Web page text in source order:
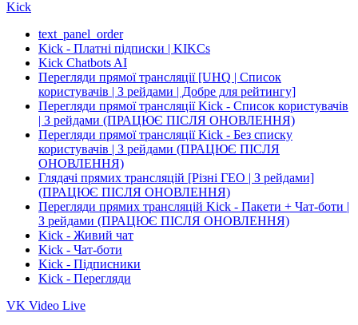
Kick
text_panel_order
Kick - Платні підписки | KIKCs
Kick Chatbots AI
Перегляди прямої трансляції [UHQ | Список
користувачів | З рейдами | Добре для рейтингу]
Перегляди прямої трансляції Kick - Список користувачів
| З рейдами (ПРАЦЮЄ ПІСЛЯ ОНОВЛЕННЯ)
Перегляди прямої трансляції Kick - Без списку
користувачів | З рейдами (ПРАЦЮЄ ПІСЛЯ
ОНОВЛЕННЯ)
Глядачі прямих трансляцій [Різні ГЕО | З рейдами]
(ПРАЦЮЄ ПІСЛЯ ОНОВЛЕННЯ)
Перегляди прямих трансляцій Kick - Пакети + Чат-боти |
З рейдами (ПРАЦЮЄ ПІСЛЯ ОНОВЛЕННЯ)
Kick - Живий чат
Kick - Чат-боти
Kick - Підписники
Kick - Перегляди
VK Video Live